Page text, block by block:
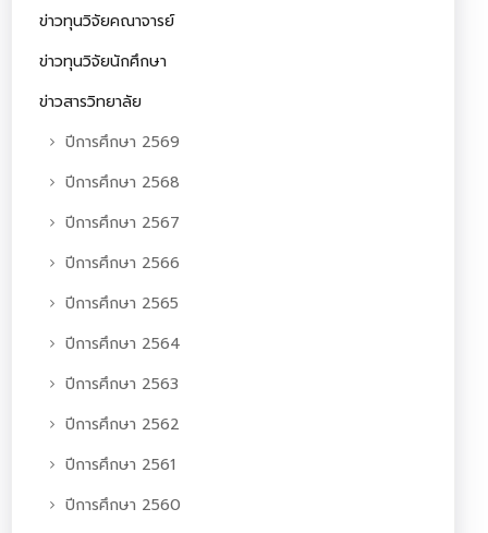
ข่าวทุนวิจัยคณาจารย์
ข่าวทุนวิจัยนักศึกษา
ข่าวสารวิทยาลัย
ปีการศึกษา 2569
ปีการศึกษา 2568
ปีการศึกษา 2567
ปีการศึกษา 2566
ปีการศึกษา 2565
ปีการศึกษา 2564
ปีการศึกษา 2563
ปีการศึกษา 2562
ปีการศึกษา 2561
ปีการศึกษา 2560